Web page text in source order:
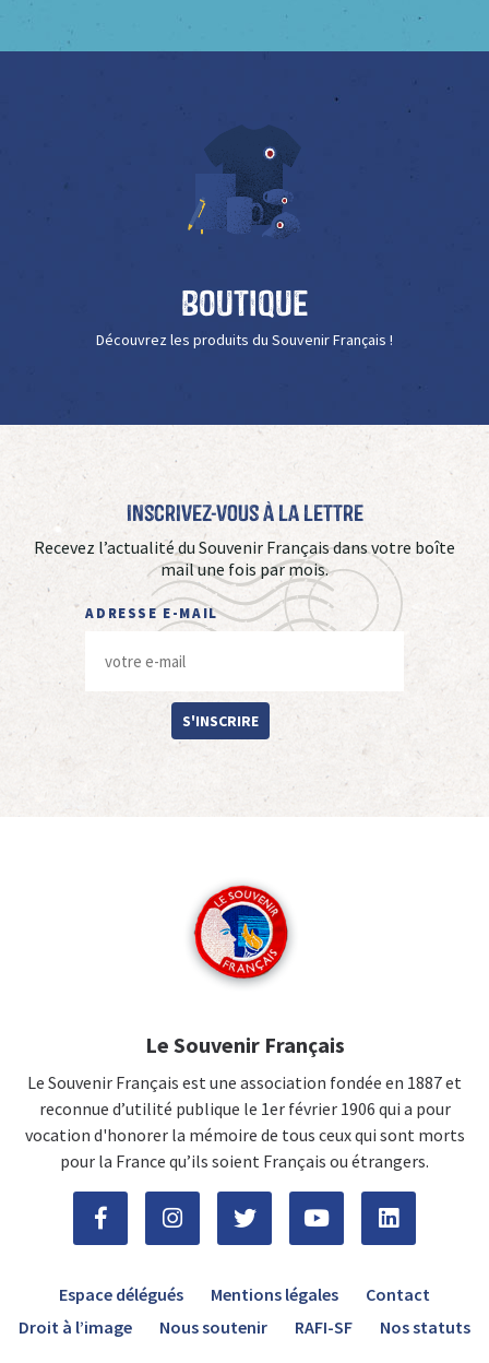
Boutique
Découvrez les produits du Souvenir Français !
Inscrivez-vous à La Lettre
Recevez l’actualité du Souvenir Français dans votre boîte
mail une fois par mois.
ADRESSE E-MAIL
S'INSCRIRE
Le Souvenir Français
Le Souvenir Français est une association fondée en 1887 et
reconnue d’utilité publique le 1er février 1906 qui a pour
vocation d'honorer la mémoire de tous ceux qui sont morts
pour la France qu’ils soient Français ou étrangers.
Espace délégués Mentions légales
Contact
Droit à l’image
Nous soutenir RAFI-SF Nos statuts